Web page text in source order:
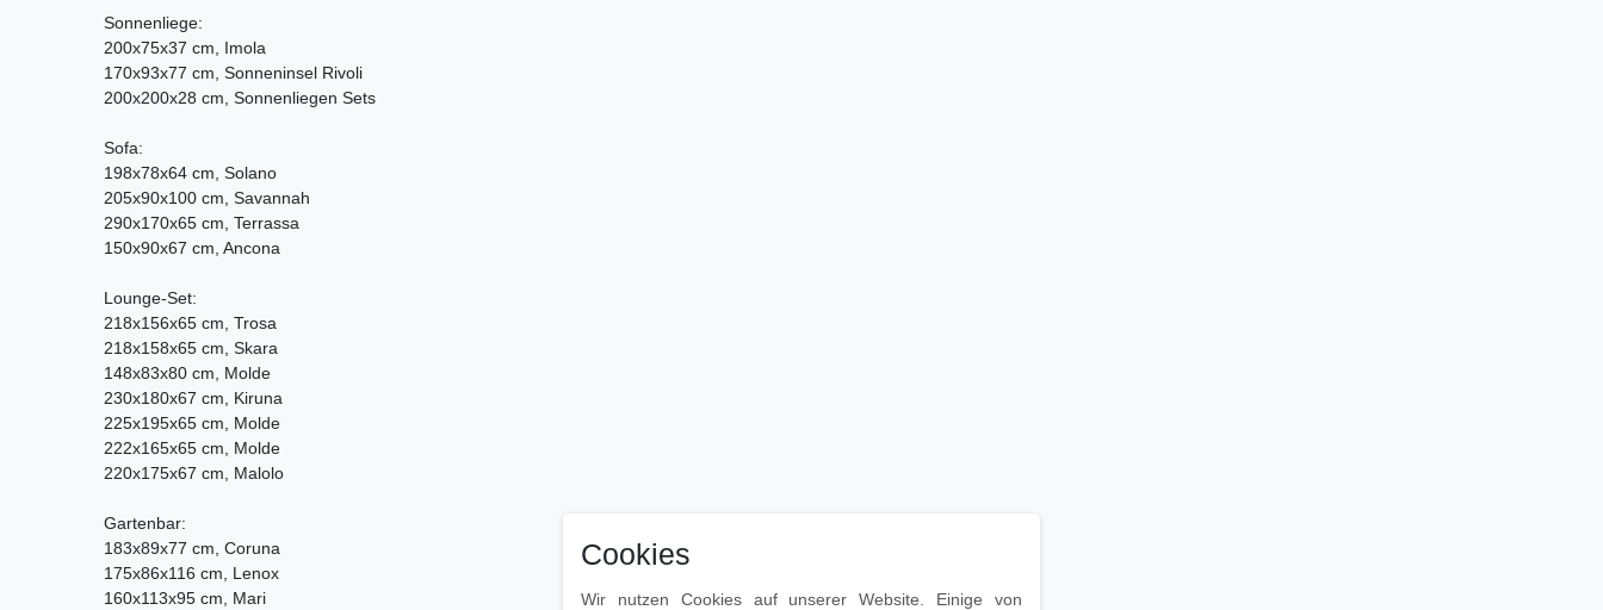
Sonnenliege:
200x75x37 cm, Imola
170x93x77 cm, Sonneninsel Rivoli
200x200x28 cm, Sonnenliegen Sets
Sofa:
198x78x64 cm, Solano
205x90x100 cm, Savannah
290x170x65 cm, Terrassa
150x90x67 cm, Ancona
Lounge-Set:
218x156x65 cm, Trosa
218x158x65 cm, Skara
148x83x80 cm, Molde
230x180x67 cm, Kiruna
225x195x65 cm, Molde
222x165x65 cm, Molde
220x175x67 cm, Malolo
Gartenbar:
183x89x77 cm, Coruna
175x86x116 cm, Lenox
160x113x95 cm, Mari
Cookies
Wir nutzen Cookies auf unserer Website. Einige von